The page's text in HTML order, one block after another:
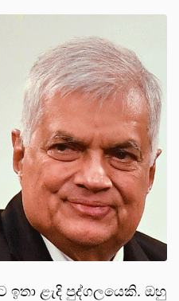
ළැදි පුද්ගලයෙකි. ඔහු